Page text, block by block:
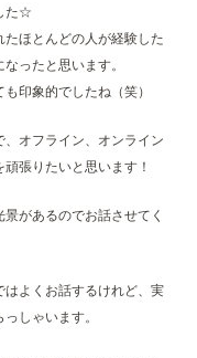
た☆
ほとんどの人が経験した
ったと思います。
印象的でしたね（笑）
オフライン、オンライン
張りたいと思います！
があるのでお話させてく
よくお話するけれど、実
しゃいます。